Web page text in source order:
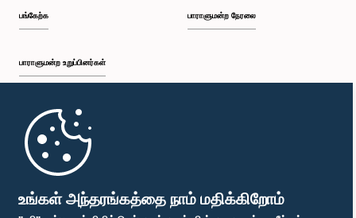
உங்கள் அந்தரங்கத்தை நாம் மதிக்கிறோம்
பி.ப. 2:39 - பி.ப. 2:49
பி.ப. 3:00 - பி.ப. 3:10
பங்கேற்க
பாராளுமன்ற உறுப்பினர்கள்
முதற்பக்கம்
பாராளுமன்ற நேரலை
பாராளுமன்ற கையடக்க செயலி